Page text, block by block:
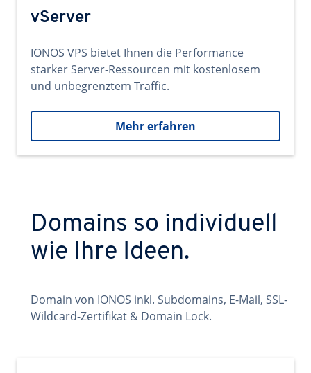
vServer
IONOS VPS bietet Ihnen die Performance
starker Server-Ressourcen mit kostenlosem
und unbegrenztem Traffic.
Mehr erfahren
Domains so individuell
wie Ihre Ideen.
Domain von IONOS inkl. Subdomains, E-Mail, SSL-
Wildcard-Zertifikat & Domain Lock.